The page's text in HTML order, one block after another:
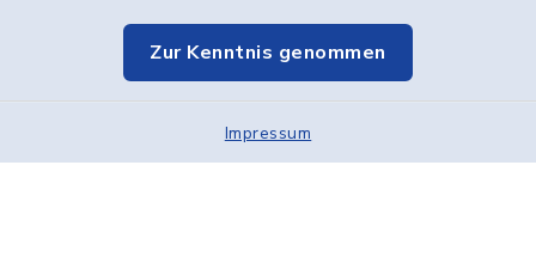
Zur Kenntnis genommen
Impressum
Elektronische Kommunikation
Sitemap